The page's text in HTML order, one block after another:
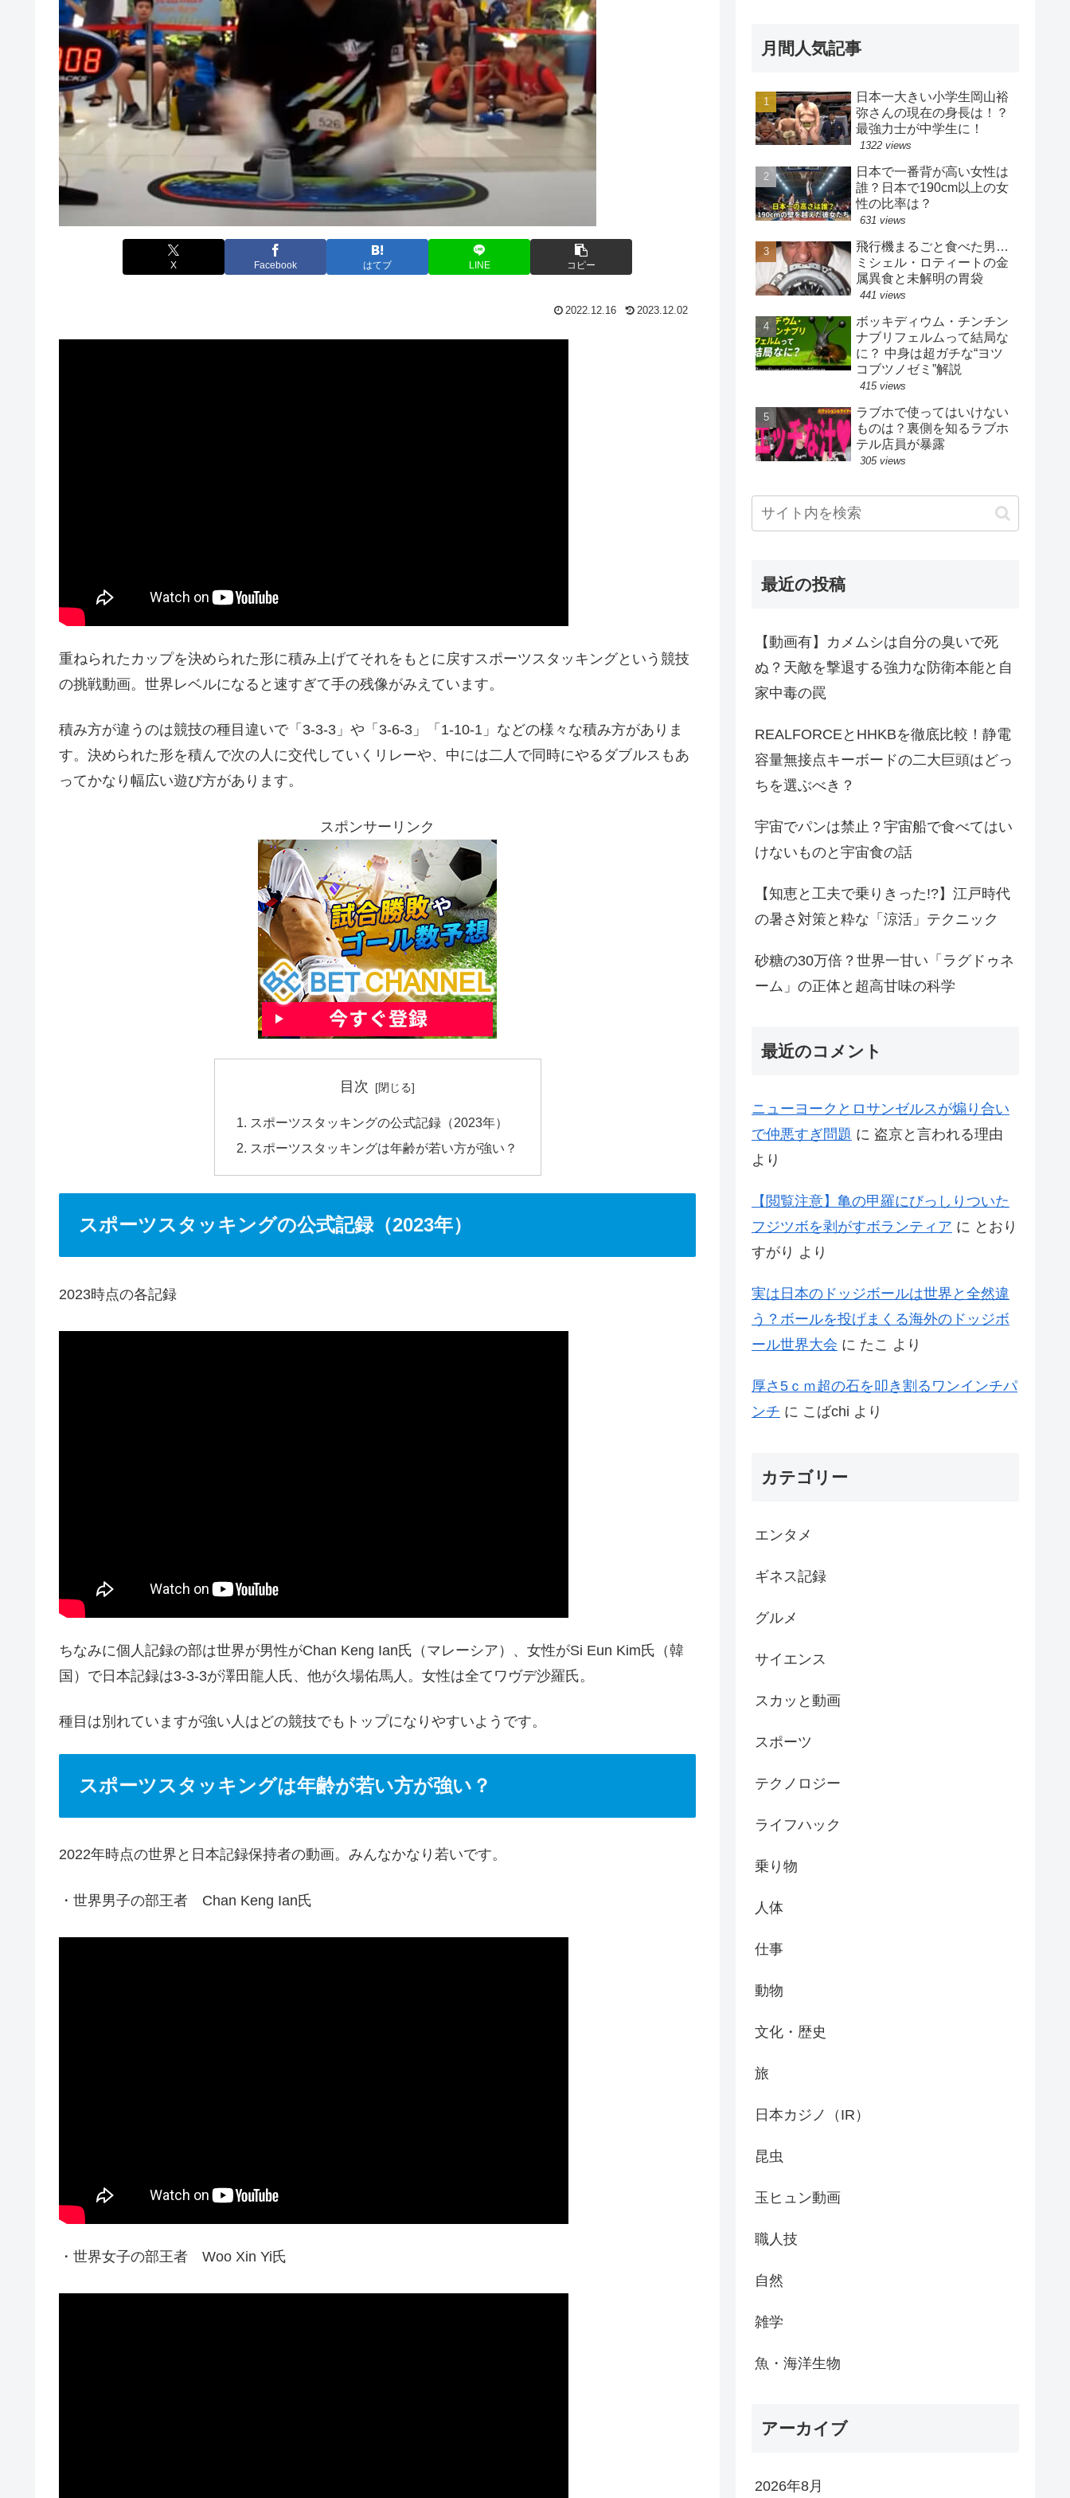
X Facebook はてブ LINE コピー
2022.12.16 2023.12.02
重ねられたカップを決められた形に積み上げてそれをもとに戻すスポーツスタッキングという競技
の挑戦動画。世界レベルになると速すぎて手の残像がみえています。
積み方が違うのは競技の種目違いで「3-3-3」や「3-6-3」「1-10-1」などの様々な積み方がありま
す。決められた形を積んで次の人に交代していくリレーや、中には二人で同時にやるダブルスもあ
ってかなり幅広い遊び方があります。
スポンサーリンク
目次
スポーツスタッキングの公式記録（2023年）
スポーツスタッキングは年齢が若い方が強い？
スポーツスタッキングの公式記録（2023年）
2023時点の各記録
ちなみに個人記録の部は世界が男性がChan Keng Ian氏（マレーシア）、女性がSi Eun Kim氏（韓
国）で日本記録は3-3-3が澤田龍人氏、他が久場佑馬人。女性は全てワヴデ沙羅氏。
種目は別れていますが強い人はどの競技でもトップになりやすいようです。
スポーツスタッキングは年齢が若い方が強い？
2022年時点の世界と日本記録保持者の動画。みんなかなり若いです。
・世界男子の部王者 Chan Keng Ian氏
・世界女子の部王者 Woo Xin Yi氏
月間人気記事
日本一大きい小学生岡山裕
弥さんの現在の身長は！？
最強力士が中学生に！
1322 views
日本で一番背が高い女性は
誰？日本で190cm以上の女
性の比率は？
631 views
飛行機まるごと食べた男…
ミシェル・ロティートの金
属異食と未解明の胃袋
441 views
ボッキディウム・チンチン
ナブリフェルムって結局な
に？ 中身は超ガチな“ヨツ
コブツノゼミ”解説
415 views
ラブホで使ってはいけない
ものは？裏側を知るラブホ
テル店員が暴露
305 views
最近の投稿
【動画有】カメムシは自分の臭いで死
ぬ？天敵を撃退する強力な防衛本能と自
家中毒の罠
REALFORCEとHHKBを徹底比較！静電
容量無接点キーボードの二大巨頭はどっ
ちを選ぶべき？
宇宙でパンは禁止？宇宙船で食べてはい
けないものと宇宙食の話
【知恵と工夫で乗りきった!?】江戸時代
の暑さ対策と粋な「涼活」テクニック
砂糖の30万倍？世界一甘い「ラグドゥネ
ーム」の正体と超高甘味の科学
最近のコメント
ニューヨークとロサンゼルスが煽り合い
で仲悪すぎ問題 に 盗京と言われる理由
より
【閲覧注意】亀の甲羅にびっしりついた
フジツボを剥がすボランティア に とおり
すがり より
実は日本のドッジボールは世界と全然違
う？ボールを投げまくる海外のドッジボ
ール世界大会 に たこ より
厚さ5ｃｍ超の石を叩き割るワンインチパ
ンチ に こばchi より
カテゴリー
エンタメ
ギネス記録
グルメ
サイエンス
スカッと動画
スポーツ
テクノロジー
ライフハック
乗り物
人体
仕事
動物
文化・歴史
旅
日本カジノ（IR）
昆虫
玉ヒュン動画
職人技
自然
雑学
魚・海洋生物
アーカイブ
2026年8月